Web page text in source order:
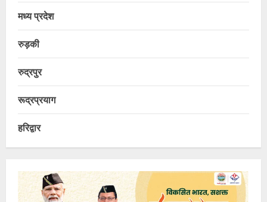
मध्य प्रदेश
रुड़की
रुद्रपुर
रूद्रप्रयाग
हरिद्वार